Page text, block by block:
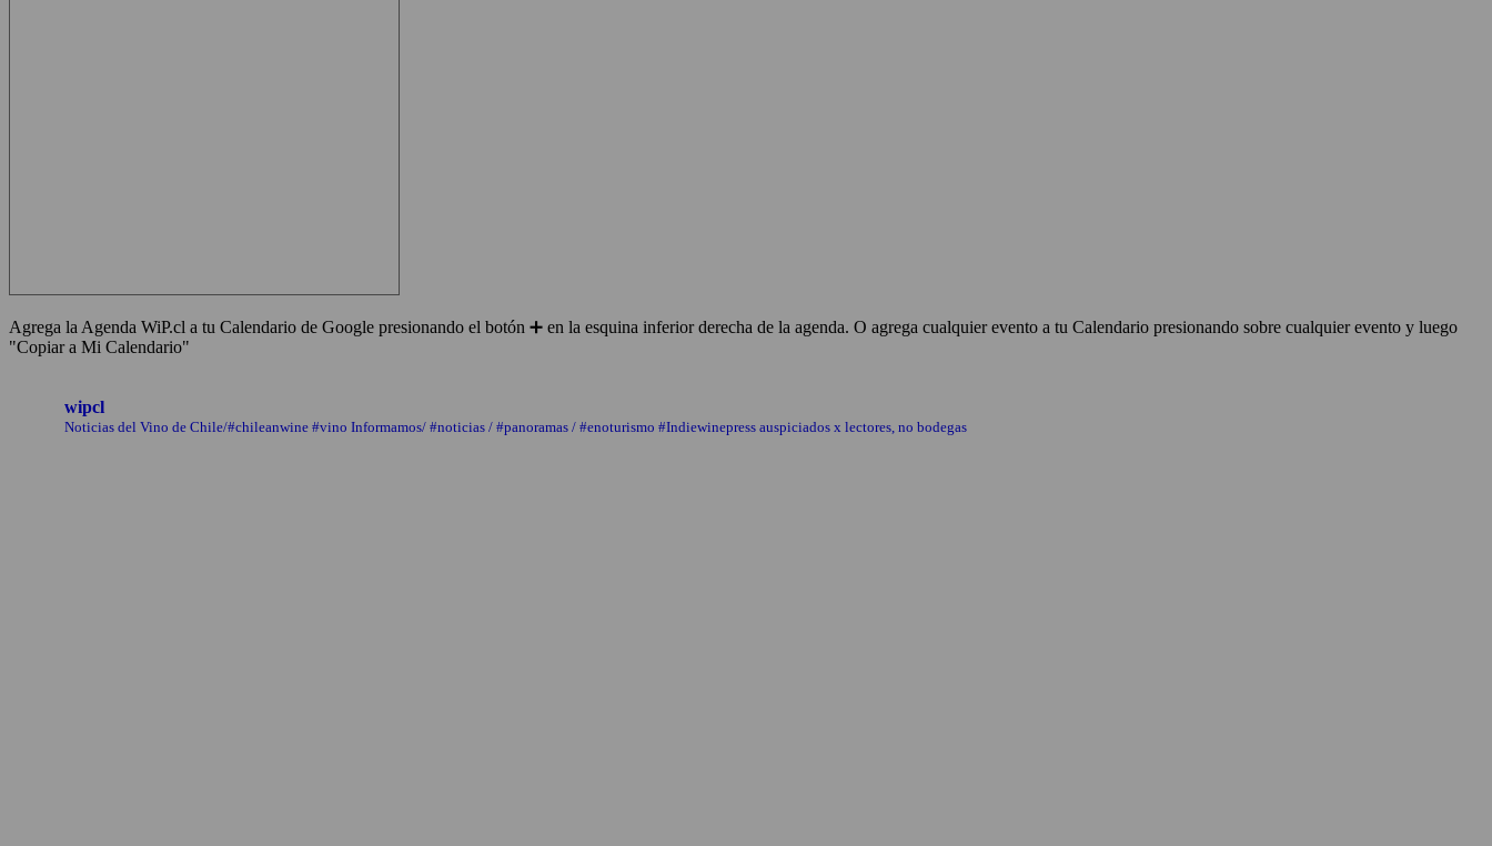
Agrega la Agenda WiP.cl a tu Calendario de Google presionando el botón ➕ en la esquina inferior derecha de la agenda. O agrega cualquier evento a tu Calendario presionando sobre cualquier evento y luego
"Copiar a Mi Calendario"
wipcl
Noticias del Vino de Chile/#chileanwine #vino Informamos/ #noticias / #panoramas / #enoturismo #Indiewinepress auspiciados x lectores, no bodegas